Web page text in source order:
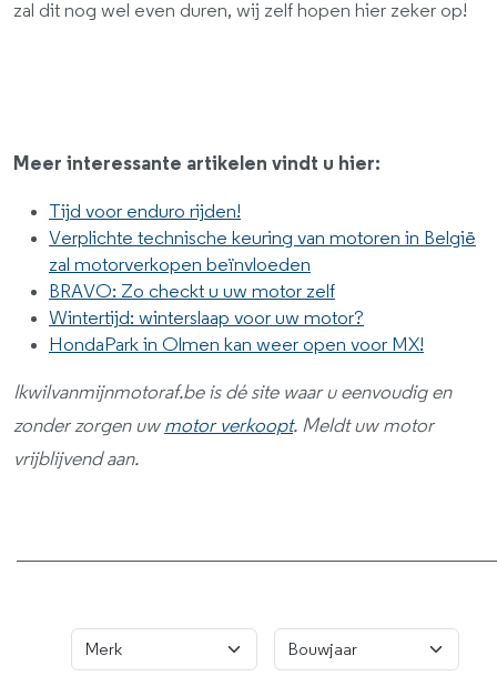
zal dit nog wel even duren, wij zelf hopen hier zeker op!
Meer interessante artikelen vindt u hier:
Tijd voor enduro rijden!
Verplichte technische keuring van motoren in België
zal motorverkopen beïnvloeden
BRAVO: Zo checkt u uw motor zelf
Wintertijd: winterslaap voor uw motor?
HondaPark in Olmen kan weer open voor MX!
Ikwilvanmijnmotoraf.be is dé site waar u eenvoudig en
zonder zorgen uw motor verkoopt. Meldt uw motor
vrijblijvend aan.